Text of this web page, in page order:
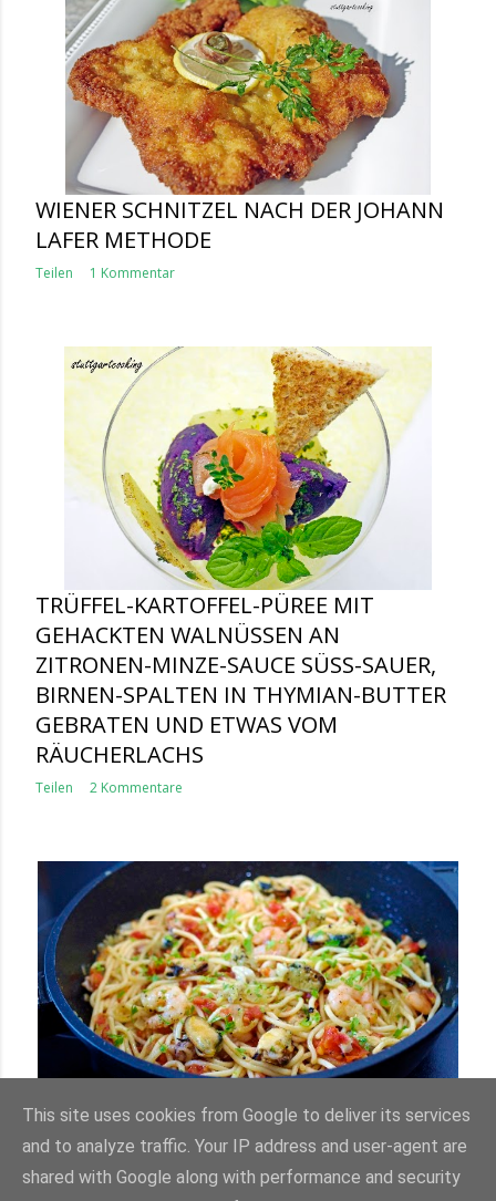
WIENER SCHNITZEL NACH DER JOHANN
LAFER METHODE
Teilen 1 Kommentar
TRÜFFEL-KARTOFFEL-PÜREE MIT
GEHACKTEN WALNÜSSEN AN
ZITRONEN-MINZE-SAUCE SÜSS-SAUER, B
IRNEN-SPALTEN IN THYMIAN-BUTTER G
EBRATEN UND ETWAS VOM R
ÄUCHERLACHS
Teilen 2 Kommentare
SPAGHETTI FRUTTI DI MARE
Teilen Kommentar veröffentlichen
This site uses cookies from Google to deliver its services
and to analyze traffic. Your IP address and user-agent are
shared with Google along with performance and security